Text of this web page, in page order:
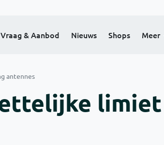
Vraag & Aanbod Nieuws Shops Meer
antennes
limiet